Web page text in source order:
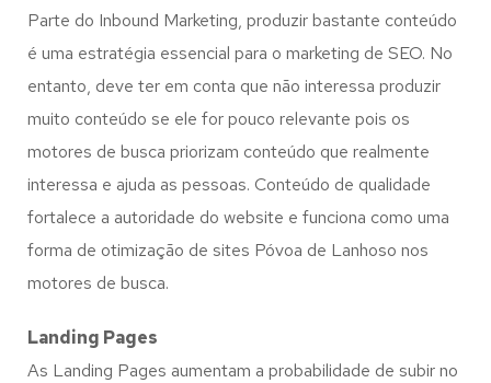
Parte do Inbound Marketing, produzir bastante conteúdo
é uma estratégia essencial para o marketing de SEO. No
entanto, deve ter em conta que não interessa produzir
muito conteúdo se ele for pouco relevante pois os
motores de busca priorizam conteúdo que realmente
interessa e ajuda as pessoas. Conteúdo de qualidade
fortalece a autoridade do website e funciona como uma
forma de otimização de sites Póvoa de Lanhoso nos
motores de busca.
Landing Pages
As Landing Pages aumentam a probabilidade de subir no